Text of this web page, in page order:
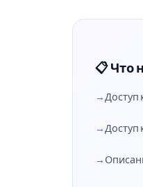
📋 Что
Доступ
Доступ